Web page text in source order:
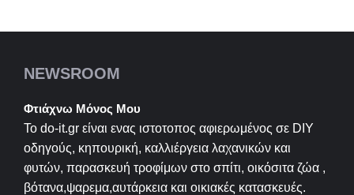
NEWSROOM
Φτιάχνω Μόνος Μου
Το do-it.gr είναι ενας ιστοτοπος αφιερωμένος σε DIY
οδηγούς, κηπουρική, καλλιέργεια λαχανικών και
φυτών, παρασκευή τροφίμων στο σπίτι, οικόσιτα ζώα ,
βότανα,ψαρεμα,αυτάρκεια και οικιακές κατασκευές.